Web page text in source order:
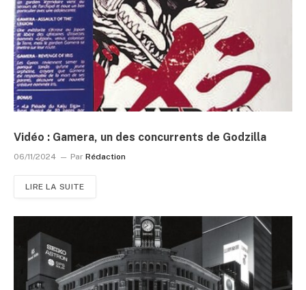
Vidéo : Gamera, un des concurrents de Godzilla
06/11/2024 Par Rédaction
LIRE LA SUITE